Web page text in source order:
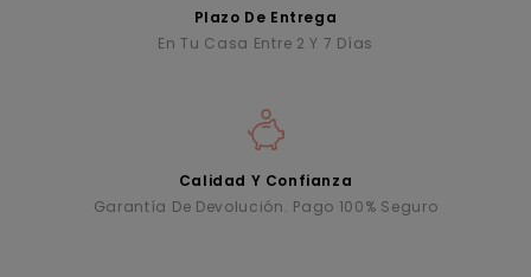
Plazo De Entrega
En Tu Casa Entre 2 Y 7 Días
Calidad Y Confianza
Garantía De Devolución. Pago 100% Seguro